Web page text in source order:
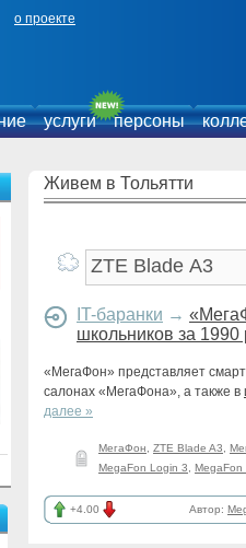
о проекте
услуги персоны
Живем в Тольятти
IT-баранки →
школьников за 1990
«МегаФон» представляет
салонах «МегаФона», а также в
далее »
МегаФон ZTE Blade A3
MegaFon Login 3
MegaFon
+4.00 Автор: